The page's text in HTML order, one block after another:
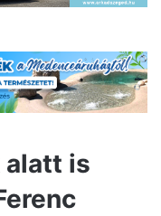
alatt is